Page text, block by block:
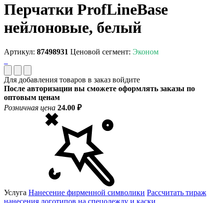
Перчатки ProfLineBase
нейлоновые, белый
Артикул: 87498931 Ценовой сегмент: Эконом
Для добавления товаров в заказ войдите
После авторизации вы сможете оформлять заказы по
оптовым ценам
Розничная цена 24.00 ₽
Услуга Нанесение фирменной символики Рассчитать тираж
нанесения логотипов на спецодежду и каски